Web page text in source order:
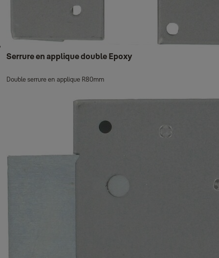
Serrure en applique double Epoxy
Double serrure en applique R80mm